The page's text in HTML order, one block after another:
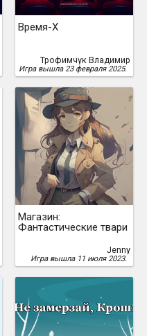
Время-X
Трофимчук Владимир
Игра вышла 23 февраля 2025.
Магазин:
Фантастические твари
Jenny
Игра вышла 11 июля 2023.